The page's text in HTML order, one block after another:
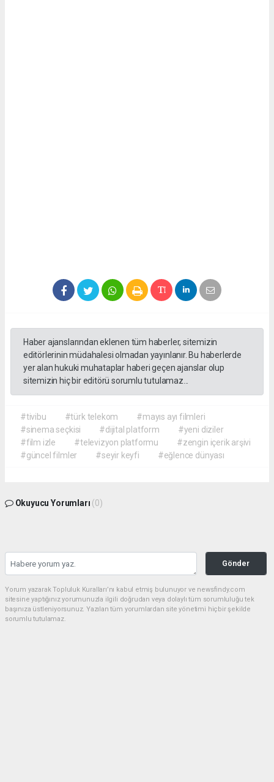
Haber ajanslarından eklenen tüm haberler, sitemizin
editörlerinin müdahalesi olmadan yayınlanır. Bu haberlerde
yer alan hukuki muhataplar haberi geçen ajanslar olup
sitemizin hiç bir editörü sorumlu tutulamaz...
#tivibu #türk telekom
#mayıs ayı filmleri
#sinema seçkisi
#dijital platform
#yeni diziler
#film izle
#televizyon platformu
#zengin içerik arşivi
#güncel filmler
#seyir keyfi #eğlence dünyası
Okuyucu Yorumları (0)
Gönder
Yorum yazarak Topluluk Kuralları’nı kabul etmiş bulunuyor ve newsfindy.com
sitesine yaptığınız yorumunuzla ilgili doğrudan veya dolaylı tüm sorumluluğu tek
başınıza üstleniyorsunuz. Yazılan tüm yorumlardan site yönetimi hiçbir şekilde
sorumlu tutulamaz.